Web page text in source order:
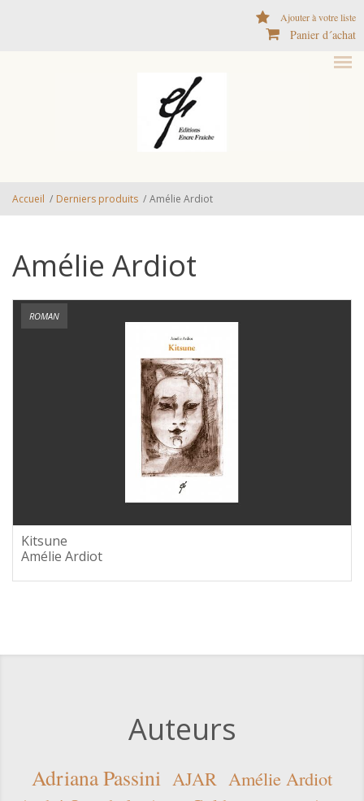
Ajouter à votre liste
Panier d´achat
Accueil / Derniers produits / Amélie Ardiot
Amélie Ardiot
ROMAN
Kitsune
Amélie Ardiot
Auteurs
Adriana Passini AJAR Amélie Ardiot